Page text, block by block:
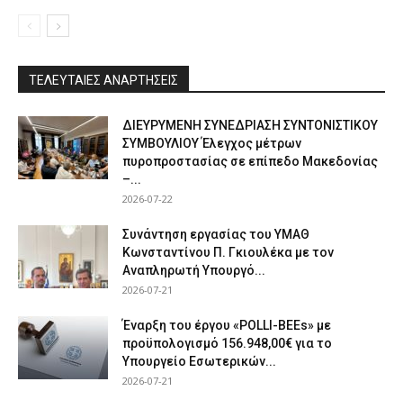
ΤΕΛΕΥΤΑΙΕΣ ΑΝΑΡΤΗΣΕΙΣ
ΔΙΕΥΡΥΜΕΝΗ ΣΥΝΕΔΡΙΑΣΗ ΣΥΝΤΟΝΙΣΤΙΚΟΥ
ΣΥΜΒΟΥΛΙΟΥ Έλεγχος μέτρων
πυροπροστασίας σε επίπεδο Μακεδονίας
–...
2026-07-22
Συνάντηση εργασίας του ΥΜΑΘ
Κωνσταντίνου Π. Γκιουλέκα με τον
Αναπληρωτή Υπουργό...
2026-07-21
Έναρξη του έργου «POLLI-BEEs» με
προϋπολογισμό 156.948,00€ για το
Υπουργείο Εσωτερικών...
2026-07-21